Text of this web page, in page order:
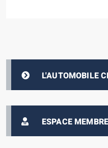
L'AUTOMOBILE
ESPACE